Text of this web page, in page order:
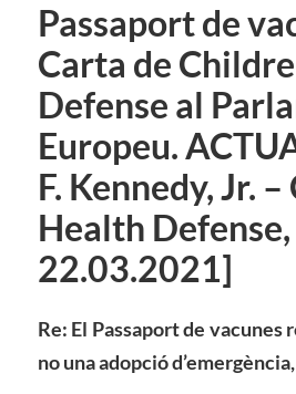
Passaport de
Carta de
Defense al
Europeu.
F. Kennedy, Jr. –
Health Defense,
22.03.2021]
Re: El Passaport de vacunes
no una adopció